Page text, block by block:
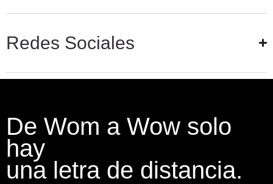
Redes Sociales
De Wom a Wow solo
hay
una letra de distancia.